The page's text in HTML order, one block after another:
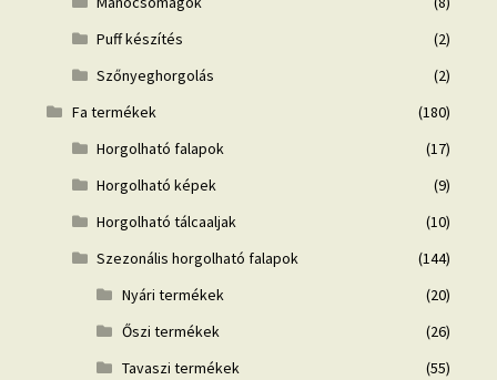
Puff készítés
(2)
Szőnyeghorgolás
(2)
Fa termékek
(180)
Horgolható falapok
(17)
Horgolható képek
(9)
Horgolható tálcaaljak
(10)
Szezonális horgolható falapok
(144)
Nyári termékek
(20)
Őszi termékek
(26)
Tavaszi termékek
(55)